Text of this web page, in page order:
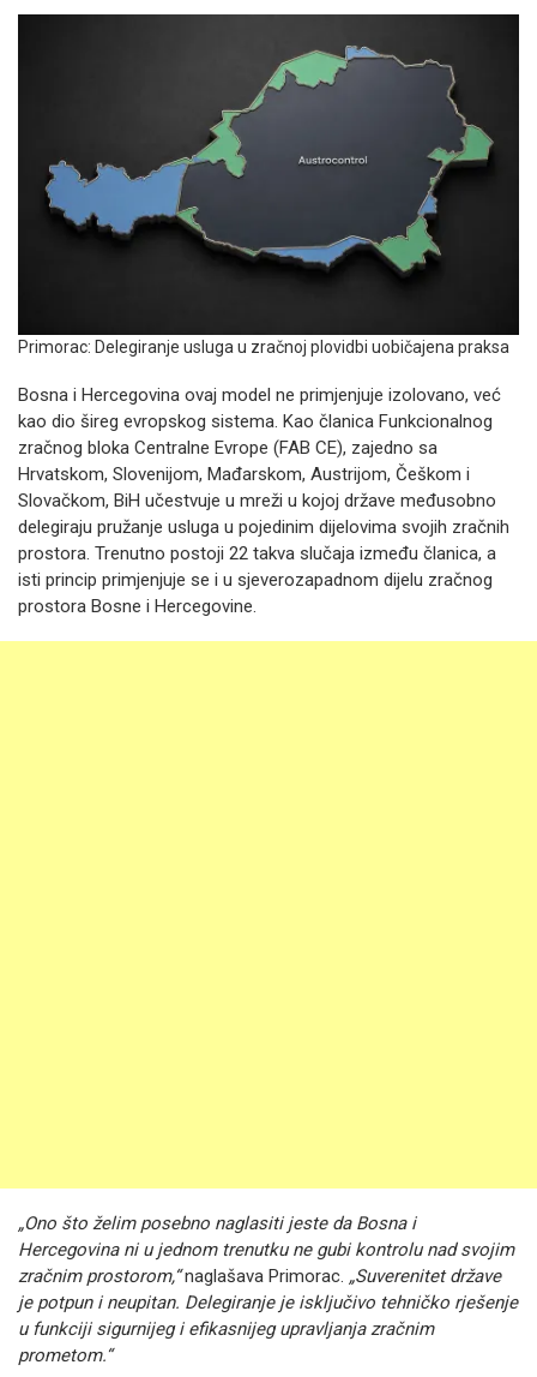
Primorac: Delegiranje usluga u zračnoj plovidbi uobičajena praksa
Bosna i Hercegovina ovaj model ne primjenjuje izolovano, već
kao dio šireg evropskog sistema. Kao članica Funkcionalnog
zračnog bloka Centralne Evrope (FAB CE), zajedno sa
Hrvatskom, Slovenijom, Mađarskom, Austrijom, Češkom i
Slovačkom, BiH učestvuje u mreži u kojoj države međusobno
delegiraju pružanje usluga u pojedinim dijelovima svojih zračnih
prostora. Trenutno postoji 22 takva slučaja između članica, a
isti princip primjenjuje se i u sjeverozapadnom dijelu zračnog
prostora Bosne i Hercegovine.
„Ono što želim posebno naglasiti jeste da Bosna i
Hercegovina ni u jednom trenutku ne gubi kontrolu nad svojim
zračnim prostorom,“naglašava Primorac. „Suverenitet države
je potpun i neupitan. Delegiranje je isključivo tehničko rješenje
u funkciji sigurnijeg i efikasnijeg upravljanja zračnim
prometom.“